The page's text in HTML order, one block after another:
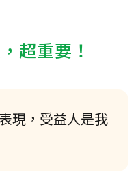
超重要！
現，受益人是我